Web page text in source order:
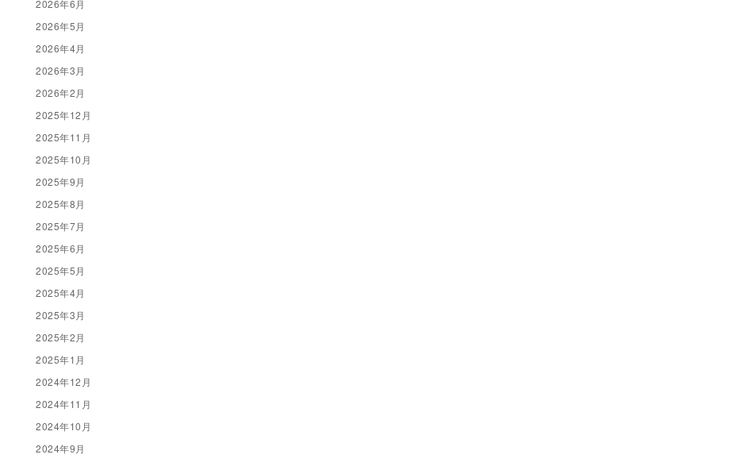
2026年6月
2026年5月
2026年4月
2026年3月
2026年2月
2025年12月
2025年11月
2025年10月
2025年9月
2025年8月
2025年7月
2025年6月
2025年5月
2025年4月
2025年3月
2025年2月
2025年1月
2024年12月
2024年11月
2024年10月
2024年9月